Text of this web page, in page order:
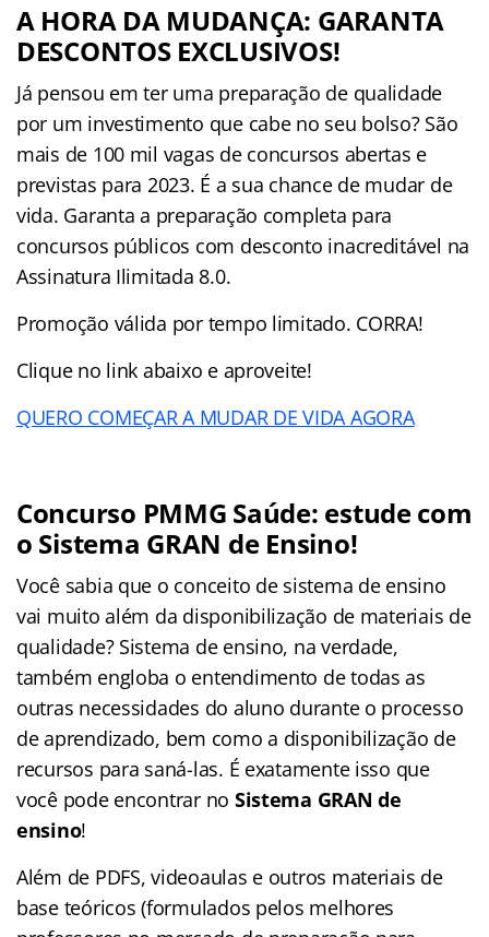
A HORA DA MUDANÇA: GARANTA
DESCONTOS EXCLUSIVOS!
Já pensou em ter uma preparação de qualidade
por um investimento que cabe no seu bolso? São
mais de 100 mil vagas de concursos abertas e
previstas para 2023. É a sua chance de mudar de
vida. Garanta a preparação completa para
concursos públicos com desconto inacreditável na
Assinatura Ilimitada 8.0.
Promoção válida por tempo limitado. CORRA!
Clique no link abaixo e aproveite!
QUERO COMEÇAR A MUDAR DE VIDA AGORA
Concurso PMMG Saúde: estude com
o Sistema GRAN de Ensino!
Você sabia que o conceito de sistema de ensino
vai muito além da disponibilização de materiais de
qualidade? Sistema de ensino, na verdade,
também engloba o entendimento de todas as
outras necessidades do aluno durante o processo
de aprendizado, bem como a disponibilização de
recursos para saná-las. É exatamente isso que
você pode encontrar no Sistema GRAN de
ensino!
Além de PDFS, videoaulas e outros materiais de
base teóricos (formulados pelos melhores